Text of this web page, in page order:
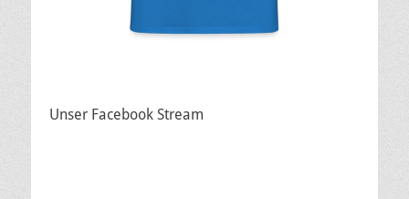
Unser Facebook Stream